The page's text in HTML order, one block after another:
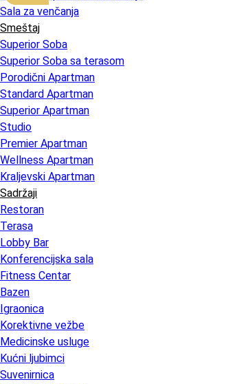
Sala za venčanja
Smeštaj
Superior Soba
Superior Soba sa terasom
Porodični Apartman
Standard Apartman
Superior Apartman
Studio
Premier Apartman
Wellness Apartman
Kraljevski Apartman
Sadržaji
Restoran
Terasa
Lobby Bar
Konferencijska sala
Fitness Centar
Bazen
Igraonica
Korektivne vežbe
Medicinske usluge
Kućni ljubimci
Suvenirnica